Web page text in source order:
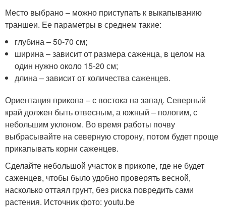
Место выбрано – можно приступать к выкапыванию
траншеи. Ее параметры в среднем такие:
глубина – 50-70 см;
ширина – зависит от размера саженца, в целом на
один нужно около 15-20 см;
длина – зависит от количества саженцев.
Ориентация прикопа – с востока на запад. Северный
край должен быть отвесным, а южный – пологим, с
небольшим уклоном. Во время работы почву
выбрасывайте на северную сторону, потом будет проще
прикапывать корни саженцев.
Сделайте небольшой участок в прикопе, где не будет
саженцев, чтобы было удобно проверять весной,
насколько оттаял грунт, без риска повредить сами
растения. Источник фото: youtu.be